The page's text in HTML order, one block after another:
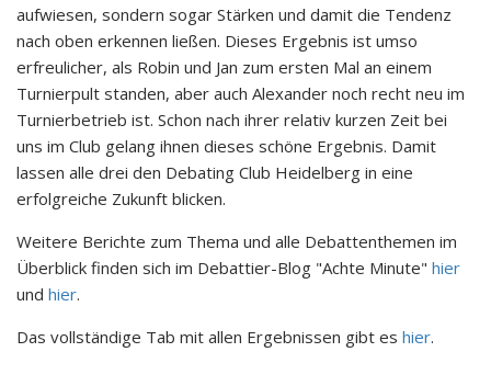
aufwiesen, sondern sogar Stärken und damit die Tendenz
nach oben erkennen ließen. Dieses Ergebnis ist umso
erfreulicher, als Robin und Jan zum ersten Mal an einem
Turnierpult standen, aber auch Alexander noch recht neu im
Turnierbetrieb ist. Schon nach ihrer relativ kurzen Zeit bei
uns im Club gelang ihnen dieses schöne Ergebnis. Damit
lassen alle drei den Debating Club Heidelberg in eine
erfolgreiche Zukunft blicken.
Weitere Berichte zum Thema und alle Debattenthemen im
Überblick finden sich im Debattier-Blog "Achte Minute" hier
und hier.
Das vollständige Tab mit allen Ergebnissen gibt es hier.